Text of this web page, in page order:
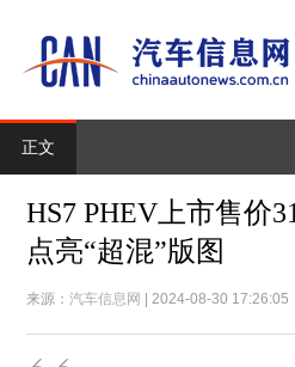
正文
HS7 PHEV上市售价
点亮“超混”版图
来源：汽车信息网 | 2024-08-30 17:26:05